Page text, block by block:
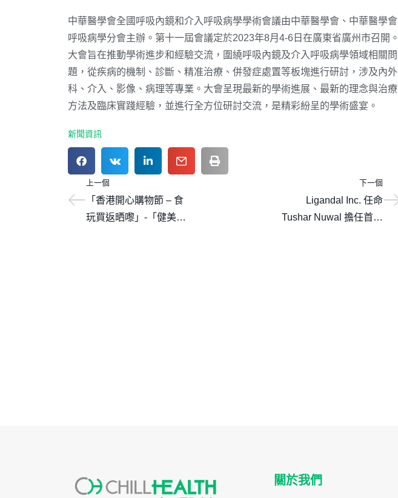
中華醫學會全國呼吸內鏡和介入呼吸病學學術會議由中華醫學會、中華醫學會
呼吸病學分會主辦。第十一屆會議定於2023年8月4-6日在廣東省廣州市召開。
大會旨在推動學術進步和經驗交流，圍繞呼吸內鏡及介入呼吸病學領域相關問
題，從疾病的機制、診斷、精准治療、併發症處置等板塊進行研討，涉及內外
科、介入、影像、病理等專業。大會呈現最新的學術進展、最新的理念與治療
方法及臨床實踐經驗，並進行全方位研討交流，是精彩紛呈的學術盛宴。
新聞資訊
上一個
「香港開心購物節 – 食
玩買返晒嚟」-「健美養
下一個
Ligandal Inc. 任命
Tushar Nuwal 擔任首席
關於我們